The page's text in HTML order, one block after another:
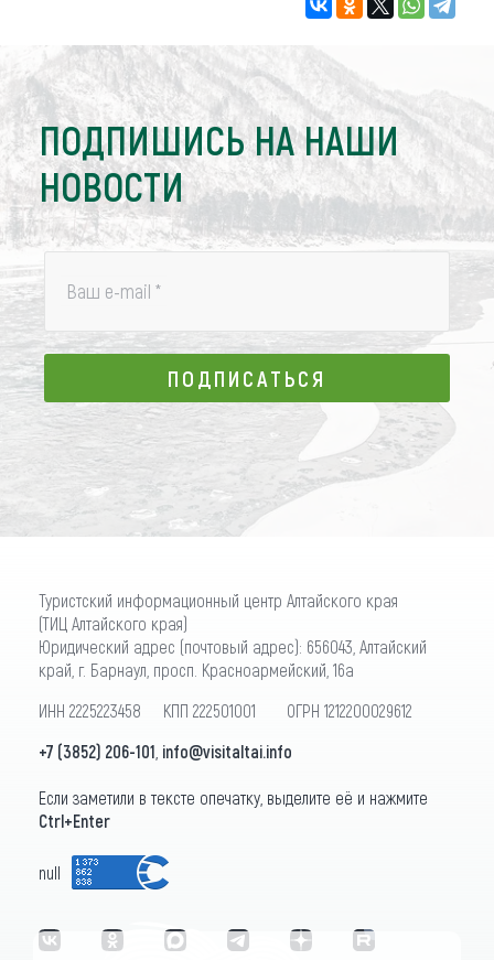
ПОДПИШИСЬ НА НАШИ
НОВОСТИ
Ваш e-mail *
ПОДПИСАТЬСЯ
ПОДПИСАТЬСЯ
Туристский информационный центр Алтайского края
(ТИЦ Алтайского края)
Юридический адрес (почтовый адрес): 656043, Алтайский
край, г. Барнаул, просп. Красноармейский, 16а
ИНН 2225223458 КПП 222501001 ОГРН 1212200029612
+7 (3852) 206-101 info@visitaltai.info
Если заметили в тексте опечатку, выделите её и нажмите
Ctrl+Enter
null